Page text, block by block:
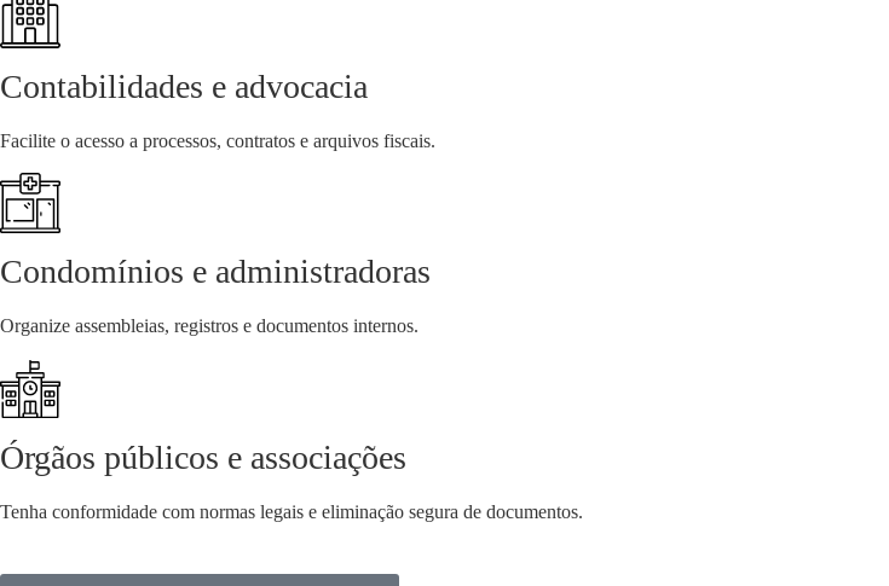
Contabilidades e advocacia
Facilite o acesso a processos, contratos e arquivos fiscais.
Condomínios e administradoras
Organize assembleias, registros e documentos internos.
Órgãos públicos e associações
Tenha conformidade com normas legais e eliminação segura de documentos.